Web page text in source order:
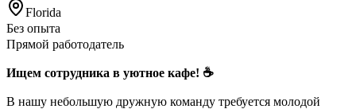
Florida
Без опыта
Прямой работодатель
Ищем сотрудника в уютное кафе! ☕
В нашу небольшую дружную команду требуется молодой